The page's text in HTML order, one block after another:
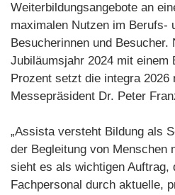
Weiterbildungsangebote an
maximalen Nutzen im Berufs-
Besucherinnen und
Jubiläumsjahr 2024 mit einem
Prozent setzt die integra 2026
Messepräsident Dr. Peter
„Assista versteht Bildung als
der Begleitung von Menschen
sieht es als wichtigen Auftrag,
Fachpersonal durch aktuelle,